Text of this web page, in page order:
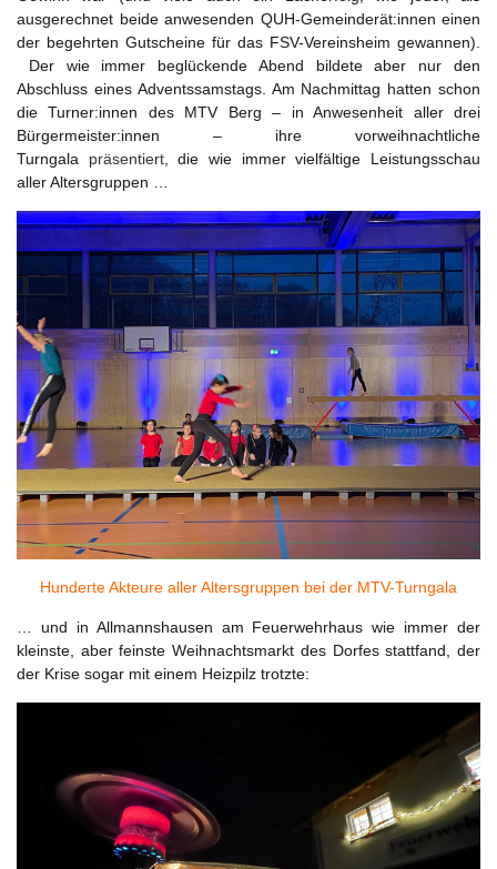
ausgerechnet beide anwesenden QUH-Gemeinderät:innen einen
der begehrten Gutscheine für das FSV-Vereinsheim gewannen).
Der wie immer beglückende Abend bildete aber nur den
Abschluss eines Adventssamstags. Am Nachmittag hatten schon
die Turner:innen des MTV Berg – in Anwesenheit aller drei
Bürgermeister:innen – ihre vorweihnachtliche
Turngala präsentiert, die wie immer vielfältige Leistungsschau
aller Altersgruppen …
Hunderte Akteure aller Altersgruppen bei der MTV-Turngala
… und in Allmannshausen am Feuerwehrhaus wie immer der
kleinste, aber feinste Weihnachtsmarkt des Dorfes stattfand, der
der Krise sogar mit einem Heizpilz trotzte: